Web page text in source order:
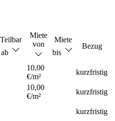
Teilbar
ab
Miete
von
Miete
bis
Bezug
10,00
€/m²
kurzfristig
10,00
€/m²
kurzfristig
kurzfristig